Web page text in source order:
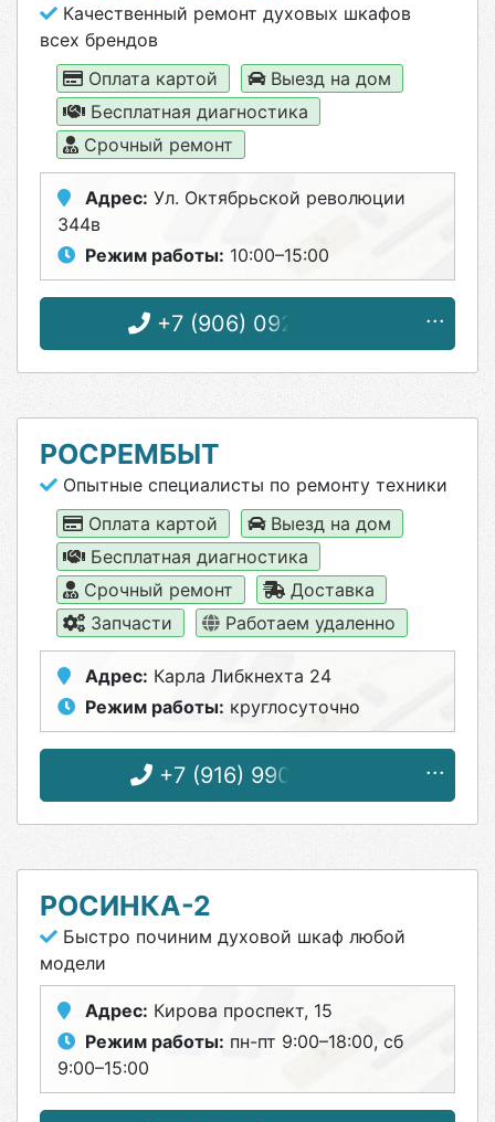
Качественный ремонт духовых шкафов
всех брендов
Оплата картой
Выезд на дом
Бесплатная диагностика
Срочный ремонт
Адрес: Ул. Октябрьской революции
344в
Режим работы: 10:00–15:00
+7 (906) 092-62-52
РОСРЕМБЫТ
Опытные специалисты по ремонту техники
Оплата картой
Выезд на дом
Бесплатная диагностика
Срочный ремонт
Доставка
Запчасти
Работаем удаленно
Адрес: Карла Либкнехта 24
Режим работы: круглосуточно
+7 (916) 990-22-06
РОСИНКА-2
Быстро починим духовой шкаф любой
модели
Адрес: Кирова проспект, 15
Режим работы: пн-пт 9:00–18:00, сб
9:00–15:00